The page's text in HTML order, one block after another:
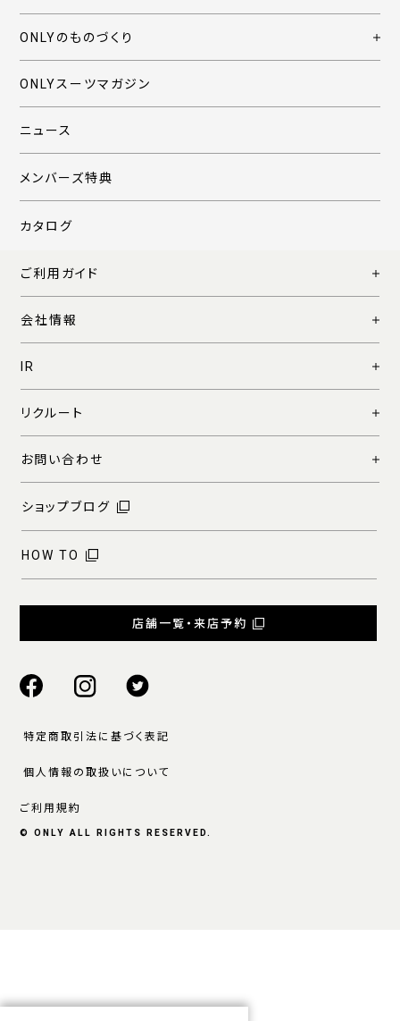
ONLYのものづくり
ONLYスーツマガジン
ニュース
メンバーズ特典
カタログ
ご利用ガイド
会社情報
IR
リクルート
お問い合わせ
ショップブログ
HOW TO
店舗一覧・来店予約
特定商取引法に基づく表記
個人情報の取扱いについて
ご利用規約
© ONLY ALL RIGHTS RESERVED.